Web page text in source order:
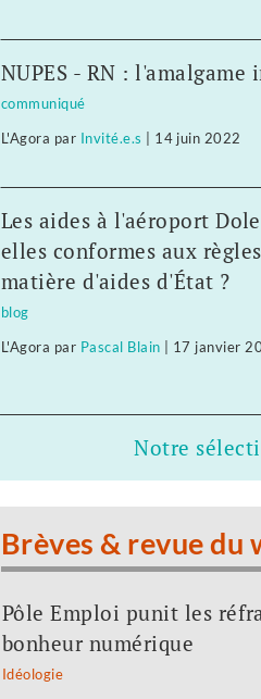
NUPES - RN : l'amalgame
communiqué
L'Agora par Invité.e.s 14 juin 2022
Les aides à l'aéroport
elles conformes aux
matière d'aides d'État ?
blog
L'Agora par Pascal Blain 17 janvier
Notre
Brèves & revue du
Pôle Emploi punit les
bonheur numérique
Idéologie